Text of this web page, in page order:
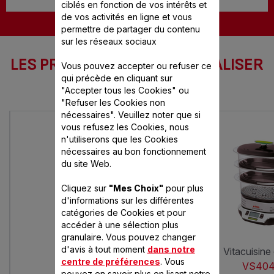
LES PRODUITS SEB POUR RÉALISER
CETTE RECETTE
simply invents
VC111600
ciblés en fonction de vos intérêts et
de vos activités en ligne et vous
permettre de partager du contenu
sur les réseaux sociaux
Vous pouvez accepter ou refuser ce
qui précède en cliquant sur
"Accepter tous les Cookies" ou
"Refuser les Cookies non
nécessaires". Veuillez noter que si
vous refusez les Cookies, nous
n'utiliserons que les Cookies
nécessaires au bon fonctionnement
du site Web.
Cliquez sur "Mes Choix" pour plus
d'informations sur les différentes
catégories de Cookies et pour
accéder à une sélection plus
granulaire. Vous pouvez changer
d'avis à tout moment dans notre
centre de préférences. Vous